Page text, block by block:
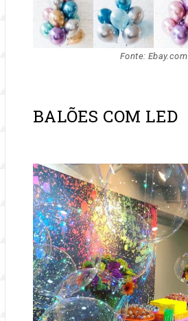
Fonte: Ebay.com
BALÕES COM LED